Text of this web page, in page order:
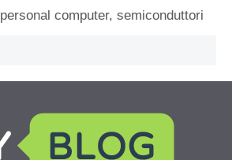
personal computer,semiconduttori